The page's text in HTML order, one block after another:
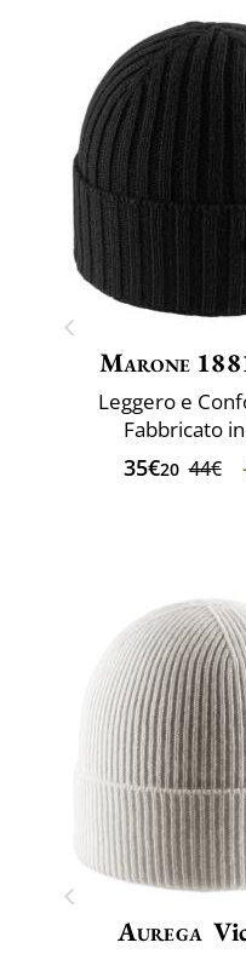
Marone
Leggero e
Fabbricato
35€20 44€
Aurega